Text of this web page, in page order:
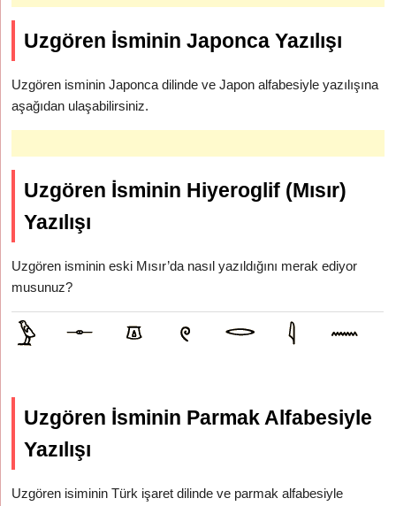
Uzgören İsminin Japonca Yazılışı
Uzgören isminin Japonca dilinde ve Japon alfabesiyle yazılışına
aşağıdan ulaşabilirsiniz.
Uzgören İsminin Hiyeroglif (Mısır)
Yazılışı
Uzgören isminin eski Mısır’da nasıl yazıldığını merak ediyor
musunuz?
Uzgören İsminin Parmak Alfabesiyle
Yazılışı
Uzgören isiminin Türk işaret dilinde ve parmak alfabesiyle